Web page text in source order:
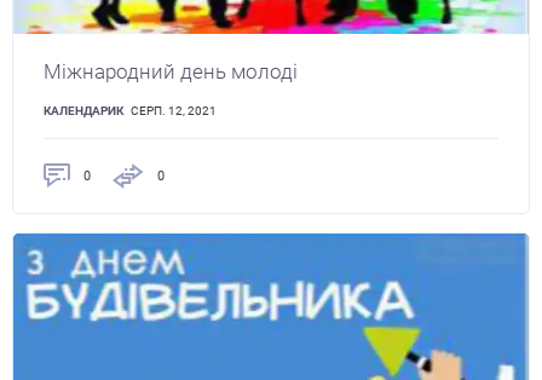
Міжнародний день молоді
КАЛЕНДАРИК СЕРП. 12, 2021
0 0